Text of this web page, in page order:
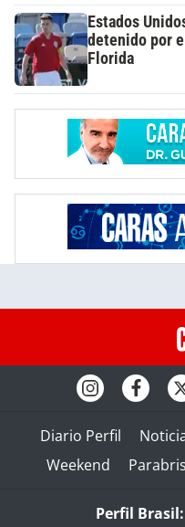
Estados
detenido por
Florida
Diario Perfil
Weekend
Perfil Brasil: